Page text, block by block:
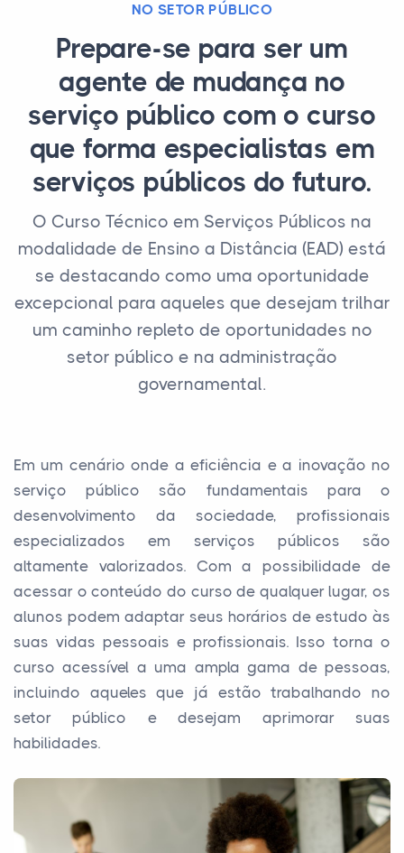
NO SETOR PÚBLICO
Prepare-se para ser um
agente de mudança no
serviço público com o curso
que forma especialistas em
serviços públicos do futuro.
O Curso Técnico em Serviços Públicos na
modalidade de Ensino a Distância (EAD) está
se destacando como uma oportunidade
excepcional para aqueles que desejam trilhar
um caminho repleto de oportunidades no
setor público e na administração
governamental.
Em um cenário onde a eficiência e a inovação no
serviço público são fundamentais para o
desenvolvimento da sociedade, profissionais
especializados em serviços públicos são
altamente valorizados. Com a possibilidade de
acessar o conteúdo do curso de qualquer lugar, os
alunos podem adaptar seus horários de estudo às
suas vidas pessoais e profissionais. Isso torna o
curso acessível a uma ampla gama de pessoas,
incluindo aqueles que já estão trabalhando no
setor público e desejam aprimorar suas
habilidades.